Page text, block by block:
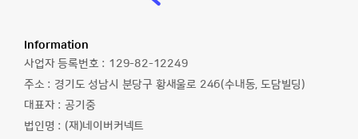
놀
자
Information
사업자 등록번호 : 129-82-12249
주소 : 경기도 성남시 분당구 황새울로 246(수내동, 도담빌딩)
대표자 : 공기중
법인명 : (재)네이버커넥트